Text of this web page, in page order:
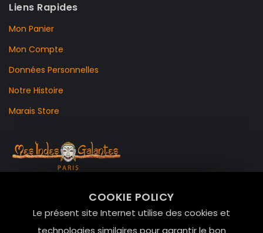
COOKIE POLICY
Le présent site Internet utilise des cookies et
technologies similaires pour garantir le bon
Liens Rapides
Mon Panier
Mon Compte
Données Personnelles
Notre Histoire
Marais Store
Le Marais, 75004 Paris
contact@mesindesgalantes.com